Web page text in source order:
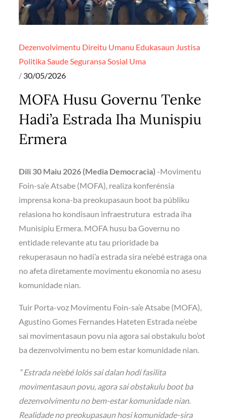
Dezenvolvimentu Direitu Umanu Edukasaun Justisa
PolitikaSaudeSeguransaSosial Uma
Posted
30/05/2026
MOFA Husu Governu Tenke
Hadi’a Estrada Iha Munispiu
Ermera
Dili 30 Maiu 2026 (Media Democracia)-Movimentu
Foin-sa’e Atsabe (MOFA), realiza konferénsia
imprensa kona-ba preokupasaun boot ba públiku
relasiona ho kondisaun infraestrutura estrada iha
Munisípiu Ermera. MOFA husu ba Governu no
entidade relevante atu tau prioridade ba
rekuperasaun no hadi’a estrada sira ne’ebé estraga ona
no afeta diretamente movimentu ekonomia no asesu
komunidade nian.
Tuir Porta-voz Movimentu Foin-sa’e Atsabe (MOFA),
Agustino Gomes Fernandes Hateten Estrada ne’ebe
sai movimentasaun povu nia agora sai obstakulu bo’ot
ba dezenvolvimentu no bem estar komunidade nian.
” Estrada ne’ebé lolós sai dalan hodi fasilita
movimentasaun povu, agora sai obstakulu boot ba
dezenvolvimentu no bem-estar komunidade nian.
Realidade no preokupasaun hosi komunidade-sira